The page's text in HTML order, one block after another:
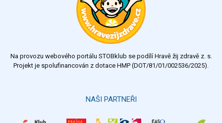
Na provozu webového portálu STOBklub se podílí Hravě žij zdravě z. s.
Projekt je spolufinancován z dotace HMP (DOT/81/01/002536/2025).
NAŠI PARTNEŘI